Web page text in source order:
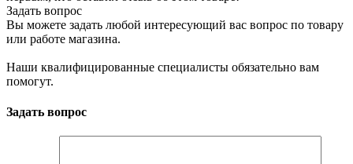
Задать вопрос
Вы можете задать любой интересующий вас вопрос по товару
или работе магазина.
Наши квалифицированные специалисты обязательно вам
помогут.
Задать вопрос